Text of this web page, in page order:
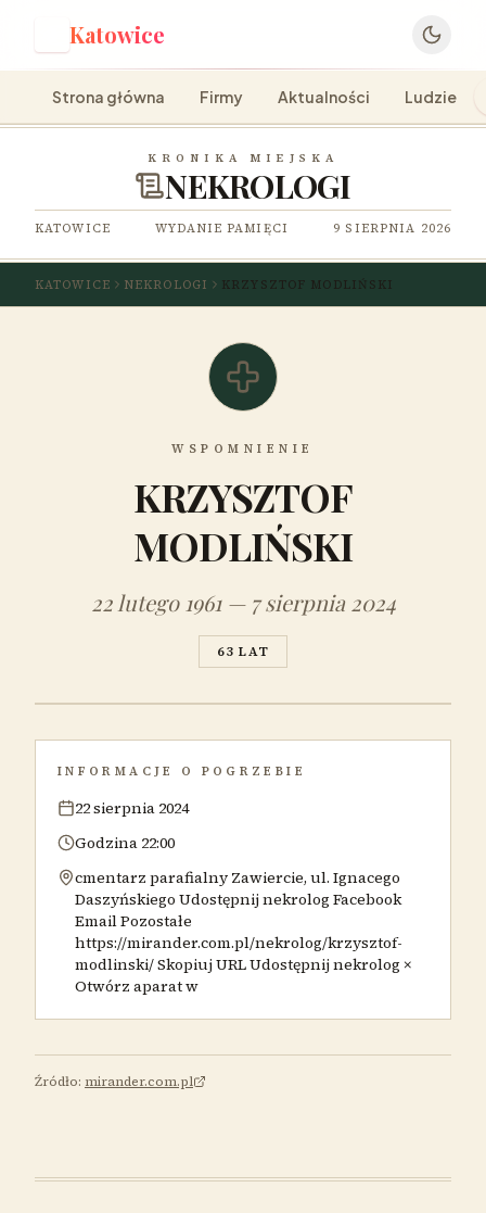
Katowice
Strona główna Firmy Aktualności Ludzie
KRONIKA MIEJSKA
NEKROLOGI
KATOWICE WYDANIE PAMIĘCI 9 SIERPNIA 2026
KATOWICE NEKROLOGI KRZYSZTOF MODLIŃSKI
WSPOMNIENIE
KRZYSZTOF
MODLIŃSKI
22 lutego 1961 — 7 sierpnia 2024
63 LAT
INFORMACJE O POGRZEBIE
22 sierpnia 2024
Godzina 22:00
cmentarz parafialny Zawiercie, ul. Ignacego
Daszyńskiego Udostępnij nekrolog Facebook
Email Pozostałe
https://mirander.com.pl/nekrolog/krzysztof-
modlinski/ Skopiuj URL Udostępnij nekrolog ×
Otwórz aparat w
Źródło: mirander.com.pl